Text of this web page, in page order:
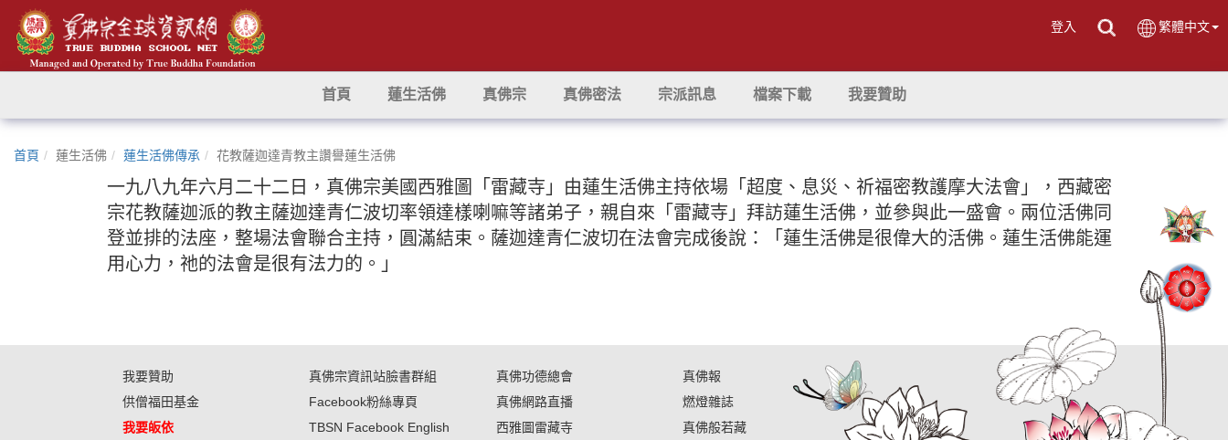
登入 繁體中文
首頁 蓮生活佛 真佛宗 真佛密法 宗派訊息 檔案下載 我要贊助
首頁 蓮生活佛 蓮生活佛傳承 花教薩迦達青教主讚譽蓮生活佛
一九八九年六月二十二日，真佛宗美國西雅圖「雷藏寺」由蓮生活佛主持依場「超度、息災、祈福密教護摩大法會」，西藏密
宗花教薩迦派的教主薩迦達青仁波切率領達樣喇嘛等諸弟子，親自來「雷藏寺」拜訪蓮生活佛，並參與此一盛會。兩位活佛同
登並排的法座，整場法會聯合主持，圓滿結束。薩迦達青仁波切在法會完成後說：「蓮生活佛是很偉大的活佛。蓮生活佛能運
用心力，祂的法會是很有法力的。」
我要贊助
供僧福田基金
我要皈依
真佛宗資訊站臉書群組
Facebook粉絲專頁
TBSN Facebook English
真佛功德總會
真佛網路直播
西雅圖雷藏寺
真佛報
燃燈雜誌
真佛般若藏